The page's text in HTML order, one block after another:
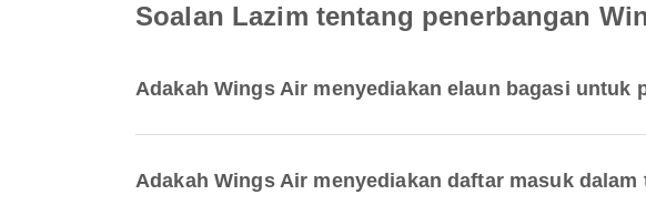
Soalan Lazim tentang penerbangan
Adakah Wings Air menyediakan elaun bagasi untuk
Adakah Wings Air menyediakan daftar masuk